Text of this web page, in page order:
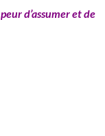
d’assumer et de